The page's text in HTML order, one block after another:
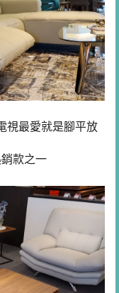
視最愛就是腳平放
款之一